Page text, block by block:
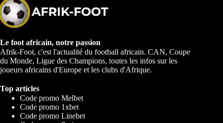
Le foot africain, notre passion
Afrik-Foot, c'est l'actualité du football africain. CAN, Coupe
du Monde, Ligue des Champions, toutes les infos sur les
joueurs africains d'Europe et les clubs d'Afrique.
Top articles
Code promo Melbet
Code promo 1xbet
Code promo Linebet